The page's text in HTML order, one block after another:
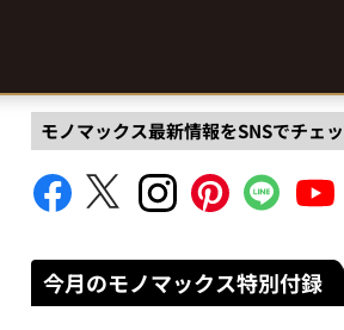
モノマックス最新情報をSNSでチェッ
今月のモノマックス特別付録